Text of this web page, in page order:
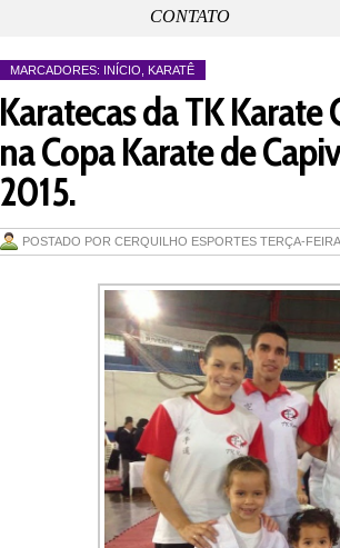
CONTATO
MARCADORES: INÍCIO KARATÊ
Karatecas da TK
na Copa Karate de
2015.
POSTADO POR CERQUILHO ESPORTES TERÇA-